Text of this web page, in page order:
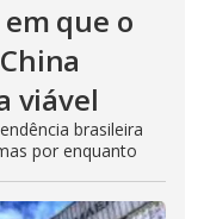
que o
viável
brasileira
por enquanto